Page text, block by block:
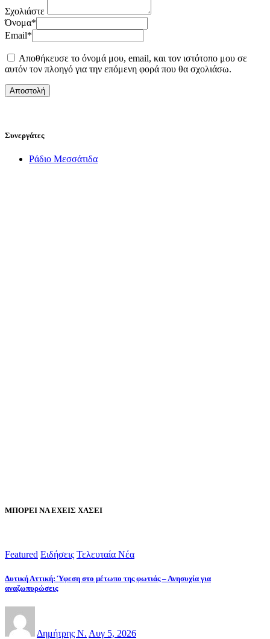
Σχολιάστε
Όνομα*
Email*
Αποθήκευσε το όνομά μου, email, και τον ιστότοπο μου σε
αυτόν τον πλοηγό για την επόμενη φορά που θα σχολιάσω.
Συνεργάτες
Ράδιο Μεσσάτιδα
ΜΠΟΡΕΙ ΝΑ ΕΧΕΙΣ ΧΑΣΕΙ
Featured Ειδήσεις Τελευταία Νέα
Δυτική Αττική: Ύφεση στο μέτωπο της φωτιάς – Ανησυχία για
αναζωπυρώσεις
Δημήτρης Ν. Αυγ 5, 2026